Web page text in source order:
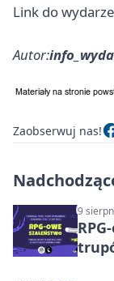
Link do
Autor:
Zaobserwuj nas!
9